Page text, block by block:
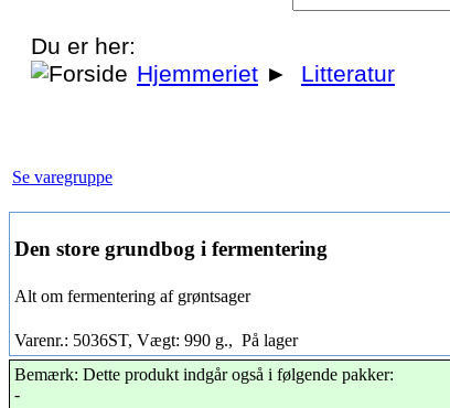
Du er her:
Hjemmeriet ► Litteratur
Se varegruppe
Den store grundbog i fermentering
Alt om fermentering af grøntsager
Varenr.: 5036ST, Vægt: 990 g., På lager
Bemærk: Dette produkt indgår også i følgende pakker:
-